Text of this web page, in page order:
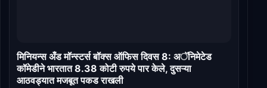
मिनियन्स अँड मॉन्स्टर्स बॉक्स ऑफिस दिवस 8: अॅनिमेटेड
कॉमेडीने भारतात 8.38 कोटी रुपये पार केले, दुसऱ्या
आठवड्यात मजबूत पकड राखली